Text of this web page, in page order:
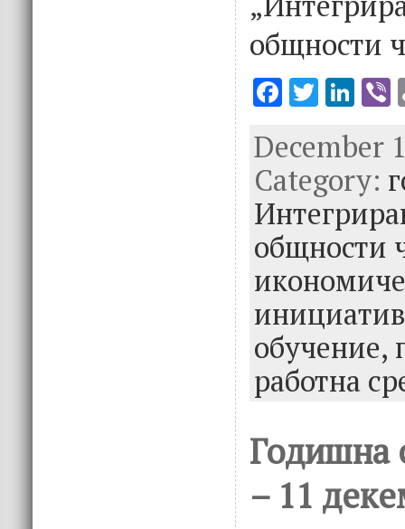
общности
F
e
b
o
o
k
T
it
te
r
Li
k
e
dI
n
December
Category:
общности
обучение,
работна
Годишна
– 11